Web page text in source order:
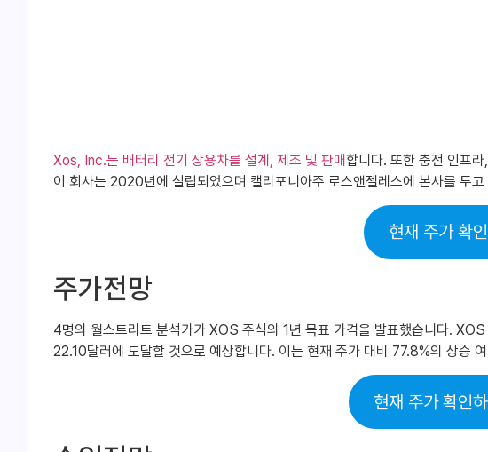
Xos, Inc.는 배터리 전기 상용차를 설계, 제조 및 판매합니다. 또한 충전 인프
이 회사는 2020년에 설립되었으며 캘리포니아주 로스앤젤레스에 본사를 두고
현재 주가 확인
주가전망
4명의 월스트리트 분석가가 XOS 주식의 1년 목표 가격을 발표했습니다.
22.10달러에 도달할 것으로 예상합니다. 이는 현재 주가 대비 77.8%의 상승
현재 주가 확인하